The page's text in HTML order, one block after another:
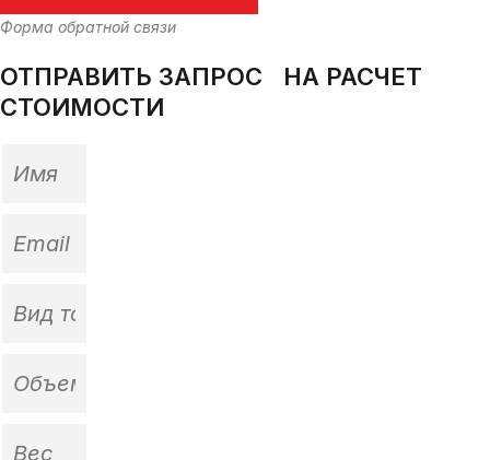
Форма обратной связи
ОТПРАВИТЬ ЗАПРОС НА РАСЧЕТ
СТОИМОСТИ